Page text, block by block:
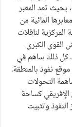
بحيث تعد المعبر
المائية من
المركزية لناقلات
القوى الكبرى
كل ذلك ساهم في
نفوذ بالمنطقة.
التحولات
الإفريقي كساحة
وتثبيت